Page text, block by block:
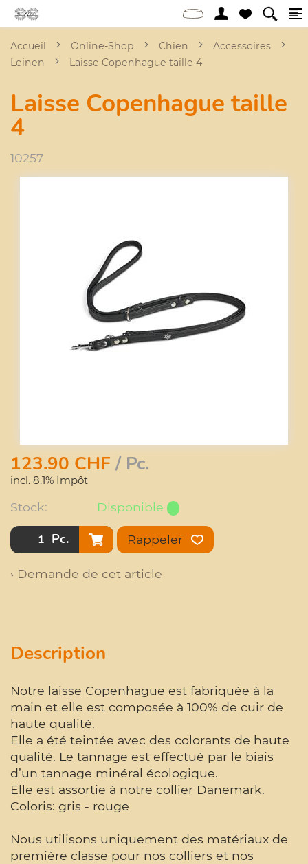
Accueil Online-Shop Chien
Accessoires
Leinen
Laisse Copenhague taille 4
Laisse Copenhague taille
4
10257
123.90 CHF/ Pc.
incl. 8.1% Impôt
Stock: Disponible
Pc. Rappeler
› Demande de cet article
Description
Notre laisse Copenhague est fabriquée à la
main et elle est composée à 100% de cuir de
haute qualité.
Elle a été teintée avec des colorants de haute
qualité. Le tannage est effectué par le biais
d’un tannage minéral écologique.
Elle est assortie à notre collier Danemark.
Coloris: gris - rouge
Nous utilisons uniquement des matériaux de
première classe pour nos colliers et nos